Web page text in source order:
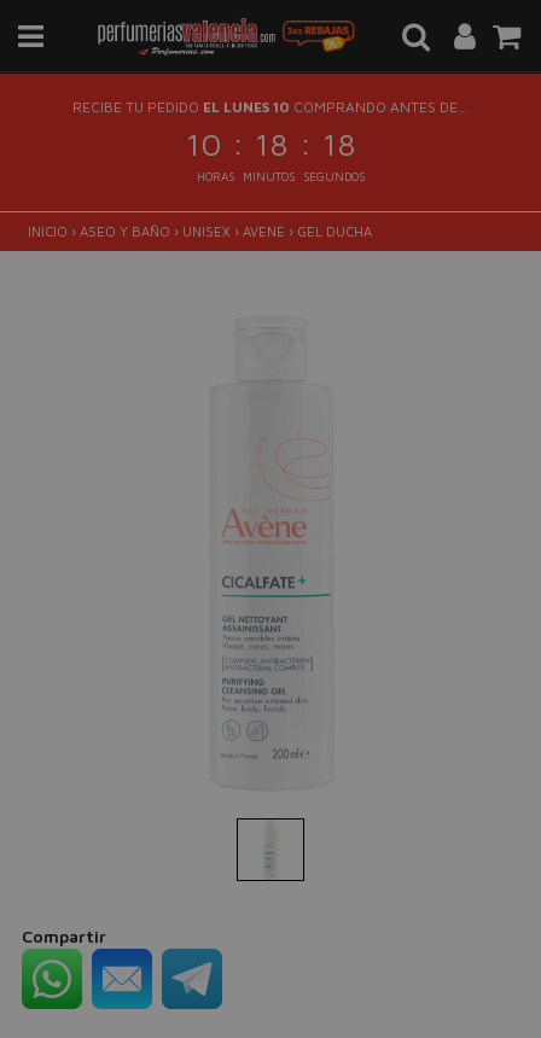
RECIBE TU PEDIDO EL LUNES 10 COMPRANDO ANTES DE...
10 : 18 : 17
HORAS MINUTOS SEGUNDOS
INICIO › ASEO Y BAÑO › UNISEX › AVENE › GEL DUCHA
Compartir